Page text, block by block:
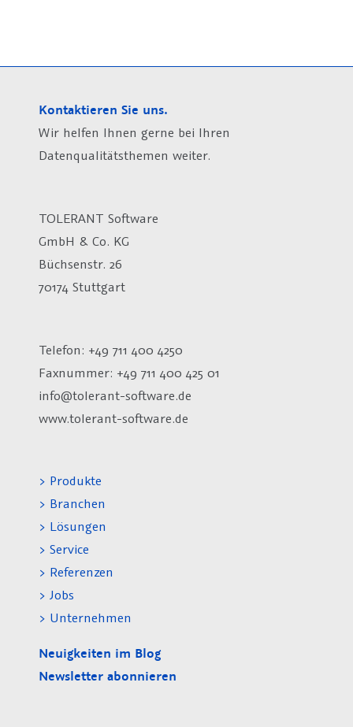
Kontaktieren Sie uns.
Wir helfen Ihnen gerne bei Ihren
Datenqualitätsthemen weiter.
TOLERANT Software
GmbH & Co. KG
Büchsenstr. 26
70174 Stuttgart
Telefon: +49 711 400 4250
Faxnummer: +49 711 400 425 01
info@tolerant-software.de
www.tolerant-software.de
> Produkte
> Branchen
> Lösungen
> Service
> Referenzen
> Jobs
> Unternehmen
Neuigkeiten im Blog
Newsletter abonnieren